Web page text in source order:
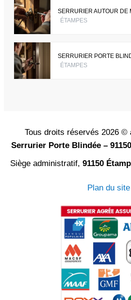
SERRURIER AUTOUR DE
ÉTAMPES
SERRURIER PORTE
ÉTAMPES
Tous droits réservés 2026 ©
Serrurier Porte Blindée – 91150
Siège administratif, 91150
Plan du site